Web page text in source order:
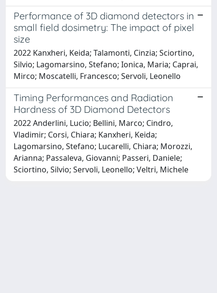
Performance of 3D diamond detectors in
small field dosimetry: The impact of pixel
size
2022 Kanxheri, Keida; Talamonti, Cinzia; Sciortino,
Silvio; Lagomarsino, Stefano; Ionica, Maria; Caprai,
Mirco; Moscatelli, Francesco; Servoli, Leonello
Timing Performances and Radiation
Hardness of 3D Diamond Detectors
2022 Anderlini, Lucio; Bellini, Marco; Cindro,
Vladimir; Corsi, Chiara; Kanxheri, Keida;
Lagomarsino, Stefano; Lucarelli, Chiara; Morozzi,
Arianna; Passaleva, Giovanni; Passeri, Daniele;
Sciortino, Silvio; Servoli, Leonello; Veltri, Michele